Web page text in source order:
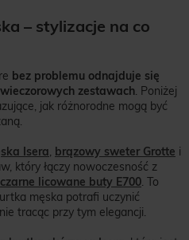
– stylizacje na co
bez problemu odnajduje się
zestawach. Poniżej
jak różnorodne mogą być
Isera, brązowy sweter Grotte i
który łączy nowoczesność z
czarne licowane buty E700. To
męska potrafi uczynić
tracąc przy tym elegancji.